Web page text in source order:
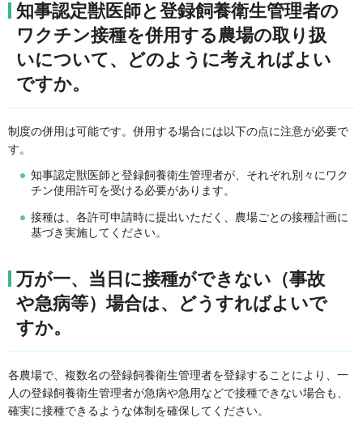
知事認定獣医師と登録飼養衛生管理者の
ワクチン接種を併用する農場の取り扱
いについて、どのように考えればよい
ですか。
制度の併用は可能です。併用する場合には以下の点に注意が必要で
す。
知事認定獣医師と登録飼養衛生管理者が、それぞれ別々にワク
チン使用許可を受ける必要があります。
接種は、各許可申請時に提出いただく、農場ごとの接種計画に
基づき実施してください。
万が一、当日に接種ができない（事故
や急病等）場合は、どうすればよいで
すか。
各農場で、複数名の登録飼養衛生管理者を登録することにより、一
人の登録飼養衛生管理者が急病や急用などで接種できない場合も、
確実に接種できるような体制を確保してください。